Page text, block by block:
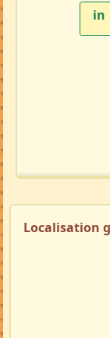
in
Localisation